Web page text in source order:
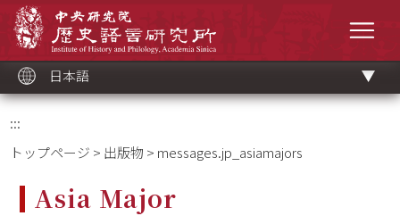
ッ
ク
日本語
:::
トップページ > 出版物 > messages.jp_asiamajors
Asia Major